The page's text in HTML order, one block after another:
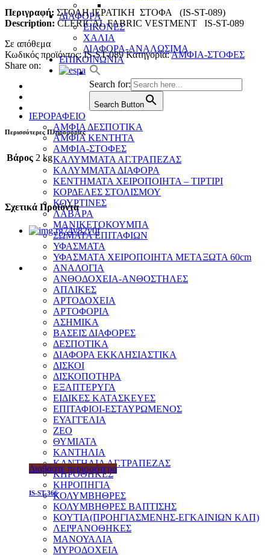
ΔΙΑΦΟΡΑ
ΕΙΚΟΝΕΣ
ΧΑΛΙΑ
ΔΙΑΦΟΡΑ-ΑΝΑΛΩΣΙΜΑ
ΕΠΙΚΟΙΝΩΝΙΑ
Search for:
Search Button
ΙΕΡΟΡΑΦΕΙΟ
ΑΜΦΙΑ ΔΕΣΠΟΤΙΚΑ
ΑΜΦΙΑ ΚΕΝΤΗΤΑ
ΑΜΦΙΑ-ΣΤΟΦΕΣ
ΚΑΛΥΜΜΑΤΑ ΑΓ.ΤΡΑΠΕΖΑΣ
ΚΑΛΥΜΜΑΤΑ ΔΙΑΦΟΡΑ
ΚΕΝΤΗΜΑΤΑ ΧΕΙΡΟΠΟΙΗΤΑ – ΤΙΡΤΙΡΙ
ΚΟΡΔΕΛΕΣ ΣΤΟΛΙΣΜΟΥ
ΚΟΥΡΤΙΝΕΣ
ΛΑΒΑΡΑ
ΜΑΝΙΚΕΤΟΚΟΥΜΠΑ
ΣΩΜΑΤΑ ΕΠΙΤΑΦΙΩΝ
ΥΦΑΣΜΑΤΑ
ΥΦΑΣΜΑΤΑ ΧΕΙΡΟΠΟΙΗΤΑ ΜΕΤΑΞΩΤΑ 60cm
ΑΝΑΛΟΓΙΑ
ΑΝΘΟΔΟΧΕΙΑ-ΑΝΘΟΣΤΗΛΕΣ
ΑΠΛΙΚΕΣ
ΑΡΤΟΔΟΧΕΙΑ
ΑΡΤΟΦΟΡΙΑ
ΑΣΗΜΙΚΑ
ΒΑΣΕΙΣ ΔΙΑΦΟΡΕΣ
ΔΕΣΠΟΤΙΚΑ
ΔΙΑΦΟΡΑ ΕΚΚΛΗΣΙΑΣΤΙΚΑ
ΔΙΣΚΟΙ
ΔΙΣΚΟΠΟΤΗΡΑ
ΕΞΑΠΤΕΡΥΓΑ
ΕΙΔΙΚΕΣ ΚΑΤΑΣΚΕΥΕΣ
ΕΠΙΤΑΦΙΟΙ-ΕΣΤΑΥΡΩΜΕΝΟΣ
ΕΥΑΓΓΕΛΙΑ
ΖΕΟ
ΘΥΜΙΑΤΑ
ΚΑΝΤΗΛΙΑ
ΚΑΝΤΗΛΙΑ ΑΓ.ΤΡΑΠΕΖΑΣ
ΚΗΡΟΘΗΚΕΣ
ΚΗΡΟΠΗΓΙΑ
ΚΟΛΥΜΒΗΘΡΕΣ
ΚΟΛΥΜΒΗΘΡΕΣ ΒΑΠΤΙΣΗΣ
ΚΟΥΤΙΑ(ΠΡΟΗΓΙΑΣΜΕΝΗΣ-ΕΓΚΑΙΝΙΩΝ ΚΛΠ)
ΛΕΙΨΑΝΟΘΗΚΕΣ
ΜΑΝΟΥΑΛΙΑ
ΜΥΡΟΔΟΧΕΙΑ
Περιγραφή: ΣΤΟΛΗ ΙΕΡΑΤΙΚΗ ΣΤΟΦΑ (IS-ST-089)
Description: CLERICAL FABRIC VESTMENT IS-ST-089
Σε απόθεμα
Κωδικός προϊόντος:IS-ST-089 Κατηγορία:ΑΜΦΙΑ-ΣΤΟΦΕΣ
Share on:
Περισσότερες Πληροφορίες
Βάρος 2 kg
Σχετικά Προϊόντα
Διαβάστε περισσότερα
IS-ST-366